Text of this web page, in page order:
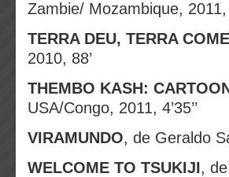
Zambie/ Mozambique, 2011,
TERRA DEU, TERRA COME
2010, 88’
THEMBO KASH:
USA/Congo, 2011, 4’35’’
VIRAMUNDO, de Geraldo
WELCOME TO TSUKIJI,